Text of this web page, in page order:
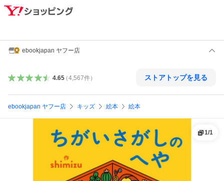
ebookjapan ヤフー店
4.65（4,567件） ストアトップを見る
ebookjapan ヤフー店 キッズ 絵本 絵本
1/1